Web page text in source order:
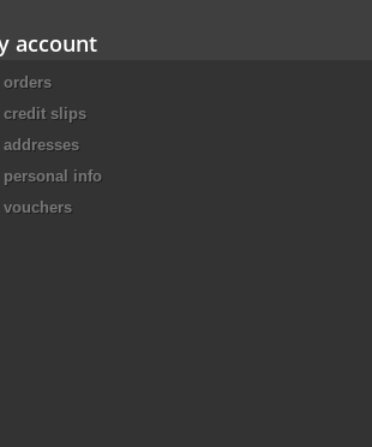
account
orders
credit slips
addresses
personal info
vouchers